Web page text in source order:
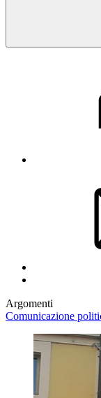
Argomenti
Comunicazione